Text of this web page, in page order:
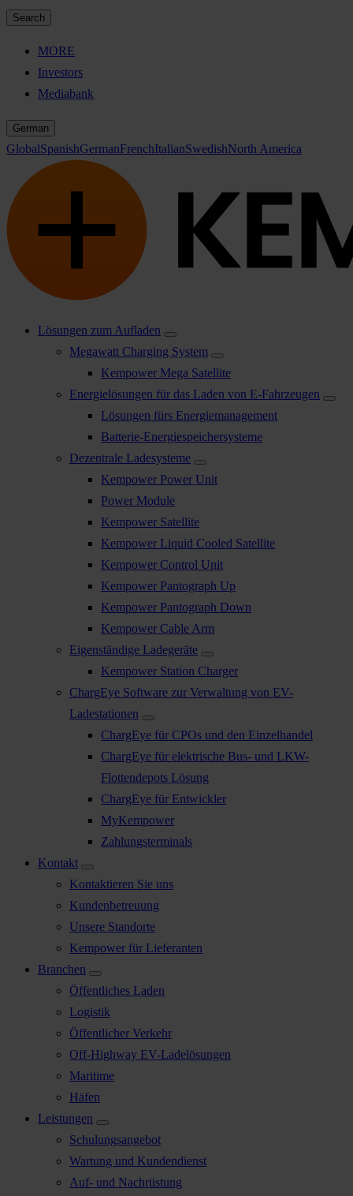
Search
MORE
Investors
Mediabank
German
GlobalSpanishGermanFrenchItalianSwedishNorth America
Lösungen zum Aufladen
Megawatt Charging System
Kempower Mega Satellite
Energielösungen für das Laden von E-Fahrzeugen
Lösungen fürs Energiemanagement
Batterie-Energiespeichersysteme
Dezentrale Ladesysteme
Kempower Power Unit
Power Module
Kempower Satellite
Kempower Liquid Cooled Satellite
Kempower Control Unit
Kempower Pantograph Up
Kempower Pantograph Down
Kempower Cable Arm
Eigenständige Ladegeräte
Kempower Station Charger
ChargEye Software zur Verwaltung von EV-
Ladestationen
ChargEye für CPOs und den Einzelhandel
ChargEye für elektrische Bus- und LKW-
Flottendepots Lösung
ChargEye für Entwickler
MyKempower
Zahlungsterminals
Kontakt
Kontaktieren Sie uns
Kundenbetreuung
Unsere Standorte
Kempower für Lieferanten
Branchen
Öffentliches Laden
Logistik
Öffentlicher Verkehr
Off-Highway EV-Ladelösungen
Maritime
Häfen
Leistungen
Schulungsangebot
Wartung und Kundendienst
Auf- und Nachrüstung